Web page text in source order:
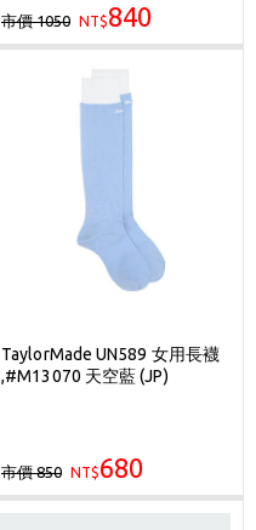
市價 1050 NT$840
TaylorMade UN589 女用長襪
,#M13070 天空藍 (JP)
市價 850 NT$680